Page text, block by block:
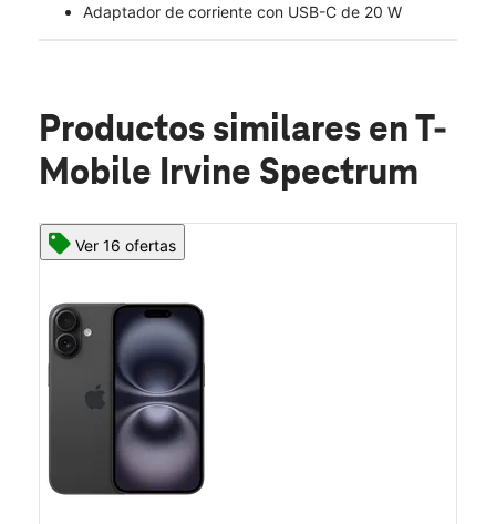
Adaptador de corriente con USB-C de 20 W
Productos similares en T-
Mobile Irvine Spectrum
Ver 16 ofertas